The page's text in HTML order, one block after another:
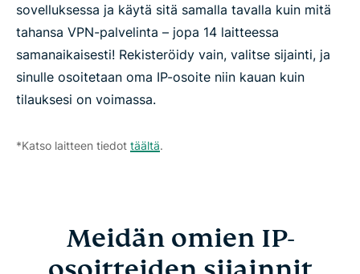
sovelluksessa ja käytä sitä samalla tavalla kuin mitä
tahansa VPN-palvelinta – jopa 14 laitteessa
samanaikaisesti! Rekisteröidy vain, valitse sijainti, ja
sinulle osoitetaan oma IP-osoite niin kauan kuin
tilauksesi on voimassa.
*Katso laitteen tiedot täältä.
Meidän omien IP-